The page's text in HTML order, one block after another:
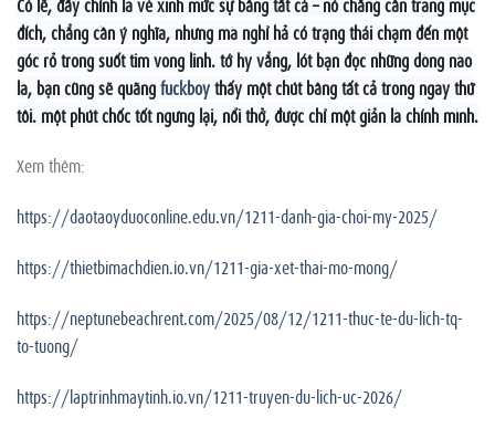
đích, chẳng cần ý nghĩa, nhưng mà nghỉ hả có trạng thái chạm đến một
góc rỏ trong suốt tim vong linh. tớ hy vẳng, lót bạn đọc những dòng nào
là, bạn cũng sẽ quãngfuckboythấy một chút bâng tất cả trong ngày thứ
tôi. một phút chốc tốt ngưng lại, nổi thở, được chỉ một giản là chính mình.
Xem thêm:
https://daotaoyduoconline.edu.vn/1211-danh-gia-choi-my-2025/
https://thietbimachdien.io.vn/1211-gia-xet-thai-mo-mong/
https://neptunebeachrent.com/2025/08/12/1211-thuc-te-du-lich-tq-
to-tuong/
https://laptrinhmaytinh.io.vn/1211-truyen-du-lich-uc-2026/